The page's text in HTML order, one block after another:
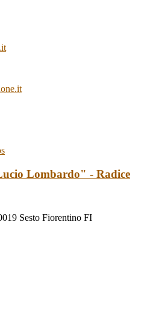
Lombardo" - Radice
Sesto Fiorentino FI